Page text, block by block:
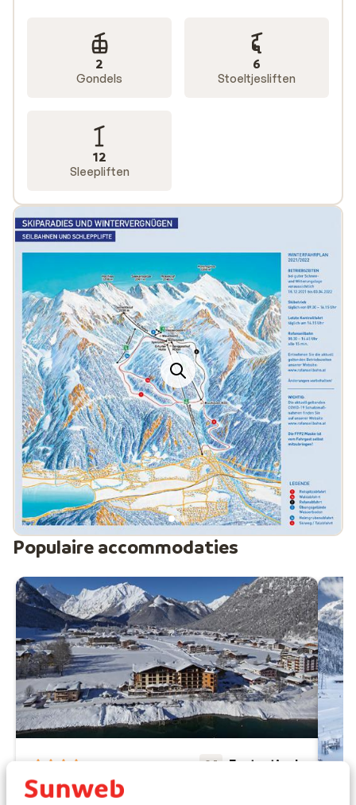
2
Gondels
6
Stoeltjesliften
12
Sleepliften
Populaire accommodaties
9.1 Fantastisch
Hotel Post am See